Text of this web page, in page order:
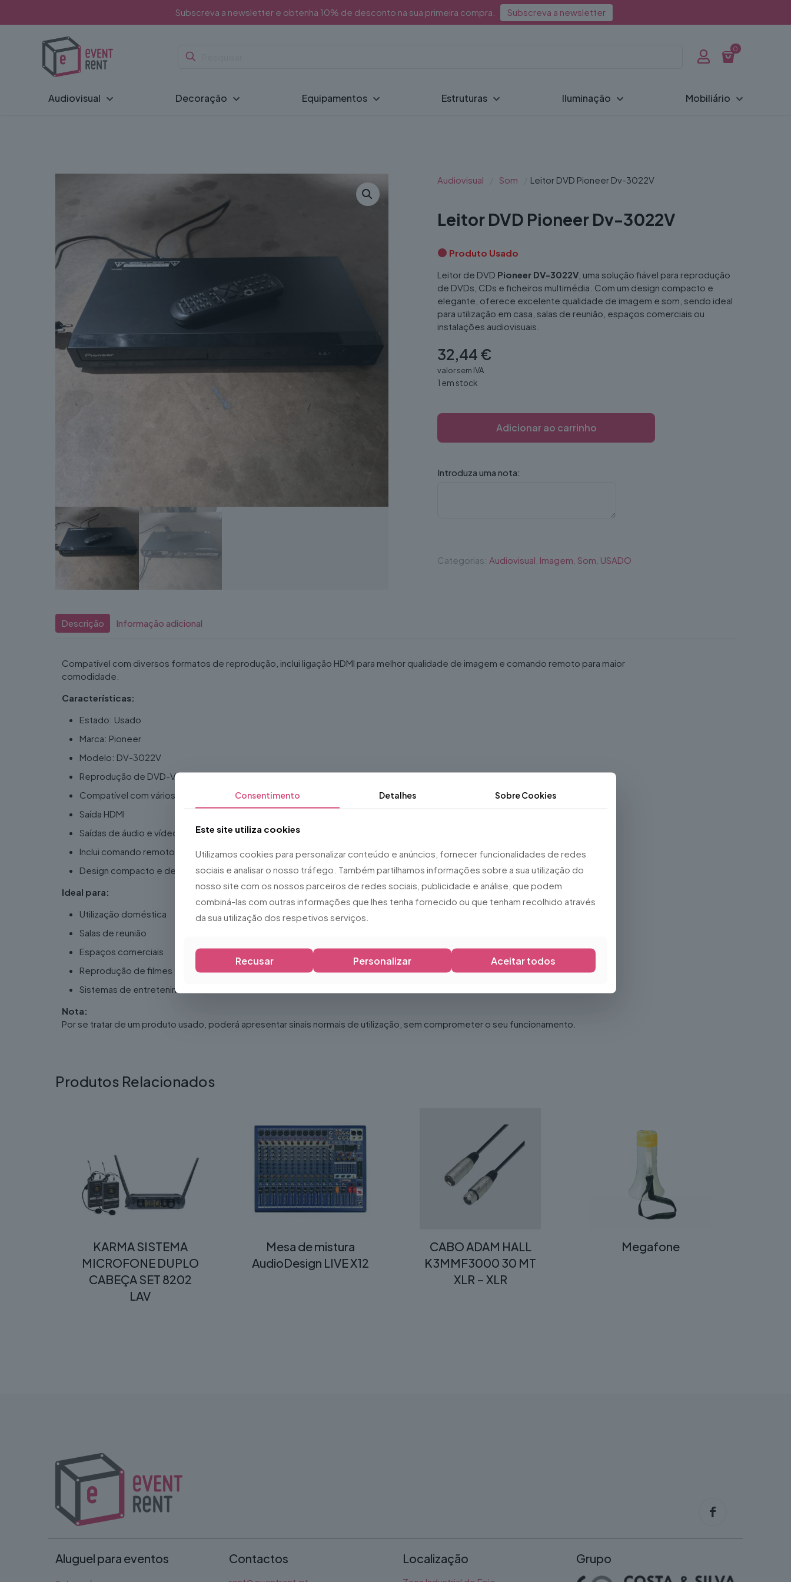
Subscreva a newsletter e obtenha 10% de desconto na sua primeira compra. Subscreva a newsletter
0
Audiovisual Decoração Equipamentos Estruturas Iluminação Mobiliário
Audiovisual Som Leitor DVD Pioneer Dv-3022V
Leitor DVD Pioneer Dv-3022V
Produto Usado
Leitor de DVD Pioneer DV-3022V , uma solução fiável para reprodução
de DVDs, CDs e ficheiros multimédia. Com um design compacto e
elegante, oferece excelente qualidade de imagem e som, sendo ideal
para utilização em casa, salas de reunião, espaços comerciais ou
instalações audiovisuais.
32,44€
valor sem IVA
1 em stock
Adicionar ao carrinho
Introduza uma nota:
Categorias: Audiovisual Imagem Som USADO
Descrição Informação adicional
Compatível com diversos formatos de reprodução, inclui ligação HDMI para melhor qualidade de imagem e comando remoto para maior
comodidade.
Características:
Estado: Usado
Marca: Pioneer
Modelo: DV-3022V
Reprodução de DVD-Video e CD
Compatível com vários formatos multimédia (consoante o suporte)
Saída HDMI
Saídas de áudio e vídeo
Inclui comando remoto
Design compacto e de fácil instalação
Ideal para:
Utilização doméstica
Salas de reunião
Espaços comerciais
Reprodução de filmes e música
Sistemas de entretenimento
Nota:
Por se tratar de um produto usado, poderá apresentar sinais normais de utilização, sem comprometer o seu funcionamento.
Produtos Relacionados
KARMA SISTEMA
MICROFONE DUPLO
CABEÇA SET 8202
LAV
Mesa de mistura
AudioDesign LIVE X12
CABO ADAM HALL
K3MMF3000 30 MT
XLR – XLR
Megafone
Aluguel para eventos Contactos Localização Grupo
Consentimento Detalhes SobreCookies
Este site utiliza cookies
Utilizamos cookies para personalizar conteúdo e anúncios, fornecer funcionalidades de redes
sociais e analisar o nosso tráfego. Também partilhamos informações sobre a sua utilização do
nosso site com os nossos parceiros de redes sociais, publicidade e análise, que podem
combiná-las com outras informações que lhes tenha fornecido ou que tenham recolhido através
da sua utilização dos respetivos serviços.
Recusar Personalizar Aceitar todos